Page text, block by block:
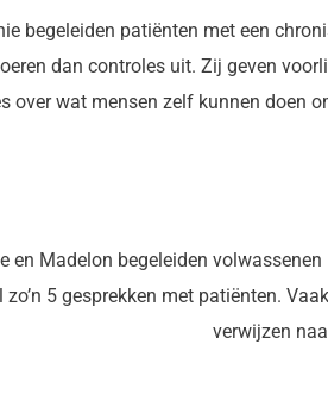
begeleiden patiënten met een
dan controles uit. Zij geven
over wat mensen zelf kunnen doen
en Madelon begeleiden
zo’n 5 gesprekken met patiënten.
verwijzen